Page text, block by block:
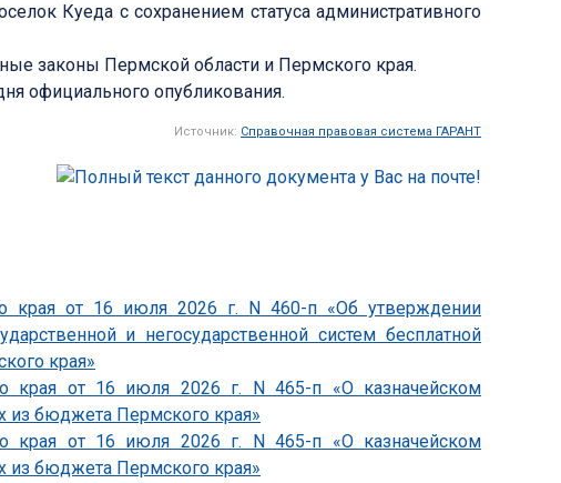
Куеда с сохранением статуса административного
законы Пермской области и Пермского края.
официального опубликования.
Источник: Справочная правовая система ГАРАНТ
края от 16 июля 2026 г. N 460-п «Об утверждении
и негосударственной систем бесплатной
края»
края от 16 июля 2026 г. N 465-п «О казначейском
из бюджета Пермского края»
края от 16 июля 2026 г. N 465-п «О казначейском
из бюджета Пермского края»